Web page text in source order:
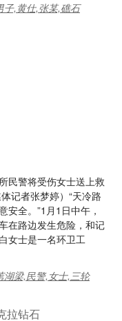
子,黄仕,张某,礁石
民警将受伤女士送上救
记者张梦婷）“天冷路
安全。”1月1日中午，
在路边发生危险，和记
女士是一名环卫工
湖梁,民警,女士,三轮